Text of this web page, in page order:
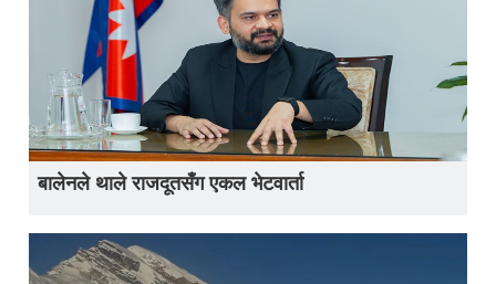
बालेनले थाले राजदूतसँग एकल भेटवार्ता